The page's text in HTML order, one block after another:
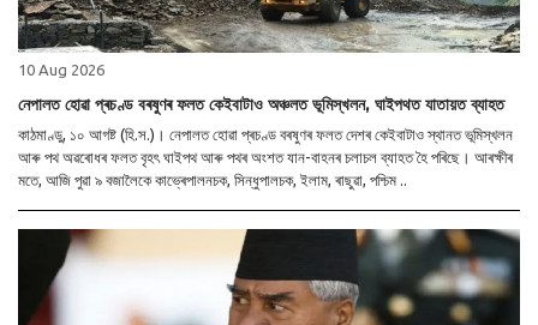
10 Aug 2026
নেপালত হোৱা প্ৰচণ্ড বৰষুণৰ ফলত কেইবাটাও অঞ্চলত ভূমিস্খলন, ঘাইপথত যাতায়ত ব্যাহত
কাঠমাণ্ডু, ১০ আগষ্ট (হি.স.)। নেপালত হোৱা প্ৰচণ্ড বৰষুণৰ ফলত দেশৰ কেইবাটাও স্থানত ভূমিস্খলন
আৰু পথ অৱৰোধৰ ফলত বৃহৎ ঘাইপথ আৰু পথৰ অংশত যান-বাহনৰ চলাচল ব্যাহত হৈ পৰিছে। আৰক্ষীৰ
মতে, আজি পুৱা ৯ বজালৈকে কাভ্ৰেপালনচক, সিন্ধুপালচক, ইলাম, ৰাছুৱা, পশ্চিম ..